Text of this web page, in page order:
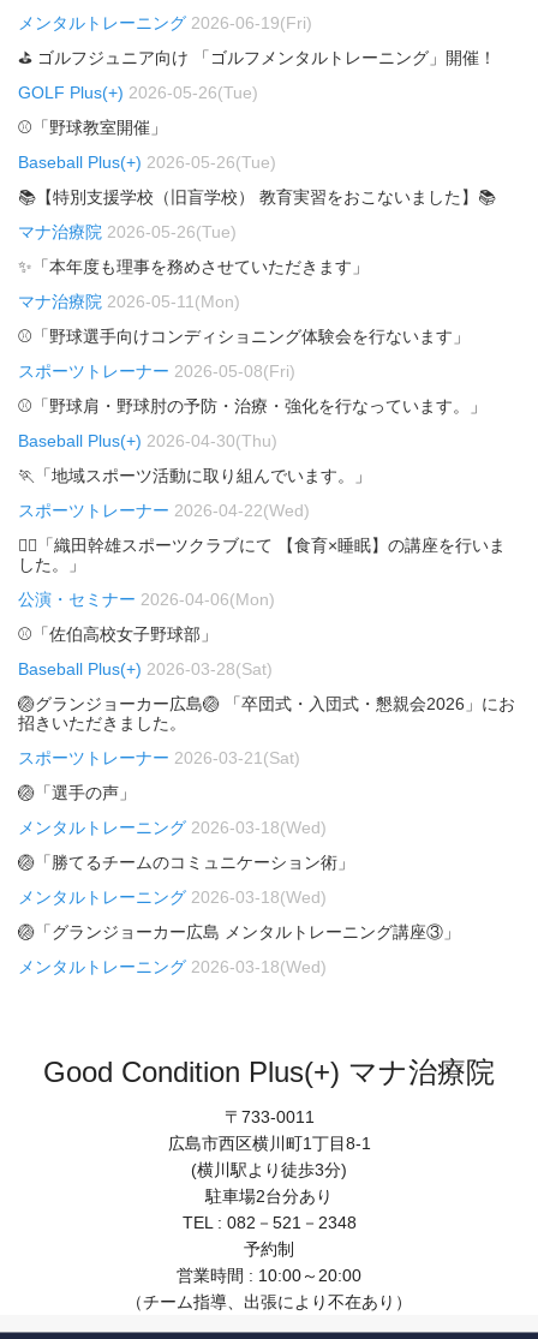
メンタルトレーニング 2026-06-19(Fri)
⛳ ゴルフジュニア向け 「ゴルフメンタルトレーニング」開催！
GOLF Plus(+) 2026-05-26(Tue)
⚾「野球教室開催」
Baseball Plus(+) 2026-05-26(Tue)
📚【特別支援学校（旧盲学校） 教育実習をおこないました】📚
マナ治療院 2026-05-26(Tue)
✨「本年度も理事を務めさせていただきます」
マナ治療院 2026-05-11(Mon)
⚾「野球選手向けコンディショニング体験会を行ないます」
スポーツトレーナー 2026-05-08(Fri)
⚾「野球肩・野球肘の予防・治療・強化を行なっています。」
Baseball Plus(+) 2026-04-30(Thu)
🏃「地域スポーツ活動に取り組んでいます。」
スポーツトレーナー 2026-04-22(Wed)
🏃‍♂️「織田幹雄スポーツクラブにて 【食育×睡眠】の講座を行いま
した。」
公演・セミナー 2026-04-06(Mon)
⚾「佐伯高校女子野球部」
Baseball Plus(+) 2026-03-28(Sat)
🏐グランジョーカー広島🏐 「卒団式・入団式・懇親会2026」にお
招きいただきました。
スポーツトレーナー 2026-03-21(Sat)
🏐「選手の声」
メンタルトレーニング 2026-03-18(Wed)
🏐「勝てるチームのコミュニケーション術」
メンタルトレーニング 2026-03-18(Wed)
🏐「グランジョーカー広島 メンタルトレーニング講座③」
メンタルトレーニング 2026-03-18(Wed)
Good Condition Plus(+) マナ治療院
〒733-0011
広島市西区横川町1丁目8-1
(横川駅より徒歩3分)
駐車場2台分あり
TEL : 082－521－2348
予約制
営業時間 : 10:00～20:00
（チーム指導、出張により不在あり）